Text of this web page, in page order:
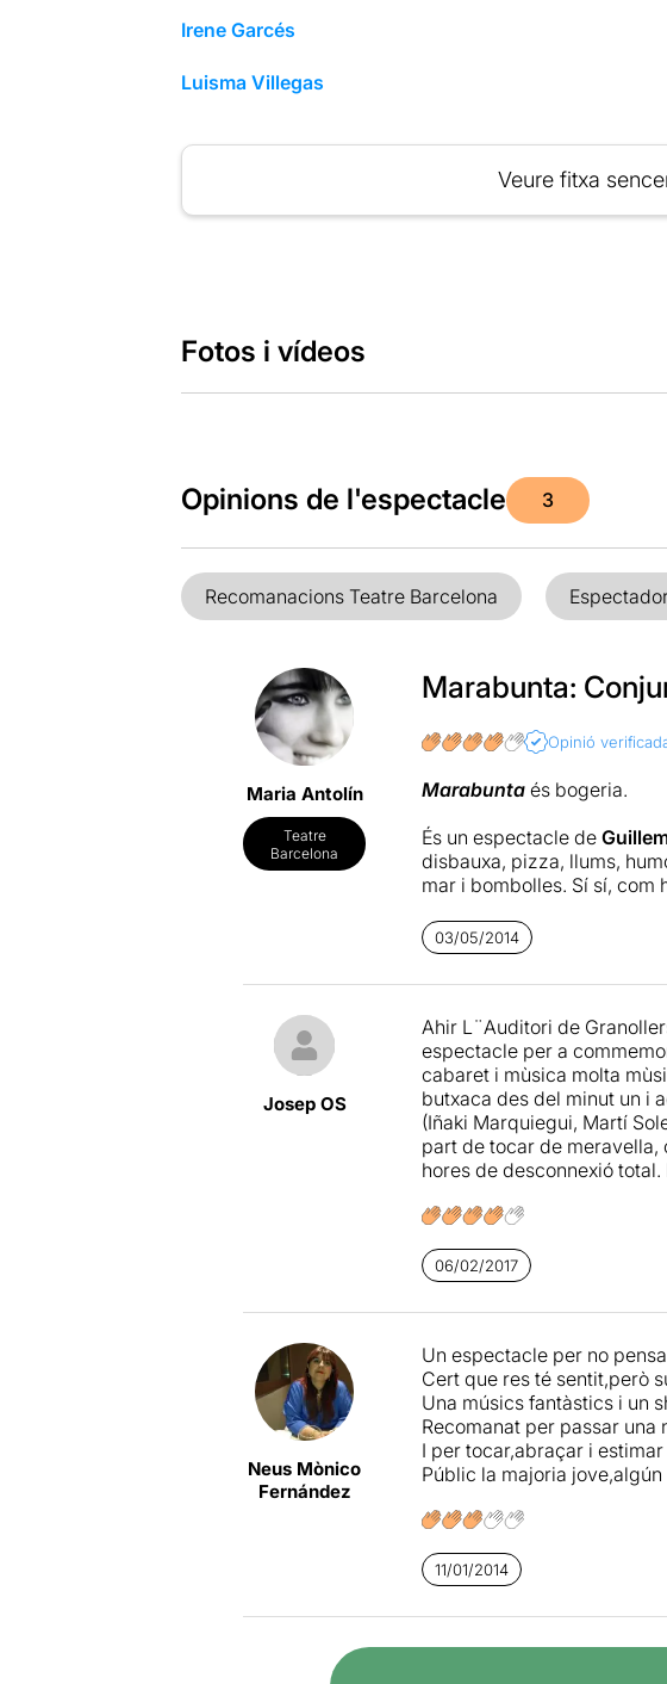
Irene Garcés
Luisma Villegas
Veure fitxa
Fotos i vídeos
Opinions de l'espectacle 3
Recomanacions Teatre Barcelona
Maria Antolín
Teatre
Barcelona
Marabunta:
Opinió
Marabuntaés bogeria.
És un espectacle de
disbauxa, pizza, llums,
mar i bombolles. Sí sí, com
A l’escenari (i no només a
showman amb molta molta
Que què volen? Doncs
banda de la porta del
Hi pots anar sol (et faran
alguna vegada o altra has
baixin a públic, però també
riuràs. Creu-me.
show”. O potser no era
de "marabunteros" vol és
03/05/2014
Josep OS
Ahir L¨Auditori de
espectacle per a
cabaret i mùsica molta
butxaca des del minut un i
(Iñaki Marquiegui, Martí
part de tocar de meravella,
hores de desconnexió
06/02/2017
Neus Mònico
Fernández
Un espectacle per no
Cert que res té sentit,però
Una músics fantàstics i un
Recomanat per passar una
I per tocar,abraçar i
Públic la majoria
11/01/2014